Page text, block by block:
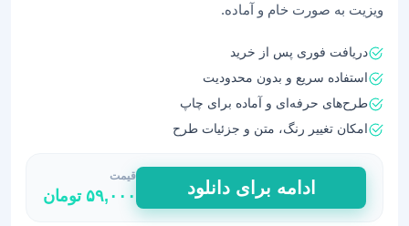
ویزیت به صورت خام و آماده.
دریافت فوری پس از خرید
استفاده سریع و بدون محدودیت
طرح‌های حرفه‌ای و آماده برای چاپ
امکان تغییر رنگ، متن و جزئیات طرح
کارت
ویزیت
لایه
ادامه برای دانلود
قیمت
۵۹,۰۰۰ تومان